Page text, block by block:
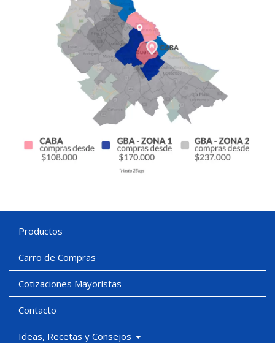
Productos
Carro de Compras
Cotizaciones Mayoristas
Contacto
Ideas, Recetas y Consejos